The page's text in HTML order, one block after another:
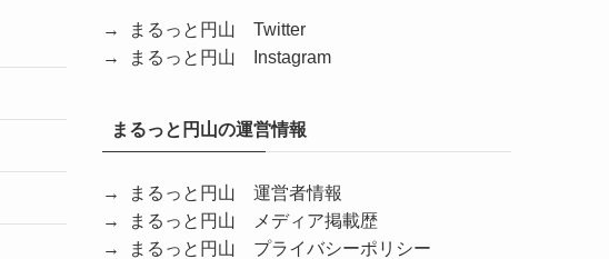
→ まるっと円山 Twitter
→ まるっと円山 Instagram
まるっと円山の運営情報
→ まるっと円山 運営者情報
→ まるっと円山 メディア掲載歴
→ まるっと円山 プライバシーポリシー